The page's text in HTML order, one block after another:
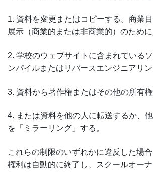
1. 資料を変更またはコピーする。商業
展示（商業的または非商業的）のために
2. 学校のウェブサイトに含まれている
ンパイルまたはリバースエンジニアリン
3. 資料から著作権またはその他の所有権
4. または資料を他の人に転送するか、
を「ミラーリング」する。
これらの制限のいずれかに違反した場
権利は自動的に終了し、スクールオー